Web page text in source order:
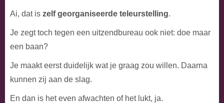
Ai, dat is zelf georganiseerde teleurstelling.
Je zegt toch tegen een uitzendbureau ook niet: doe maar
een baan?
Je maakt eerst duidelijk wat je graag zou willen. Daarna
kunnen zij aan de slag.
En dan is het even afwachten of het lukt, ja.